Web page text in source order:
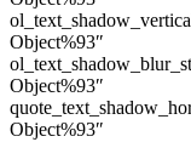
Object%93″
Object%93″
Object%93″